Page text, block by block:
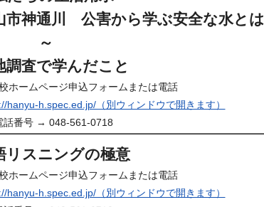
市神通川 公害から学ぶ安全な水とは
～
調査で学んだこと
ホームページ申込フォームまたは電話
hanyu-h.spec.ed.jp/（別ウィンドウで開きます）
話番号 → 048-561-0718
リスニングの極意
ホームページ申込フォームまたは電話
hanyu-h.spec.ed.jp/（別ウィンドウで開きます）